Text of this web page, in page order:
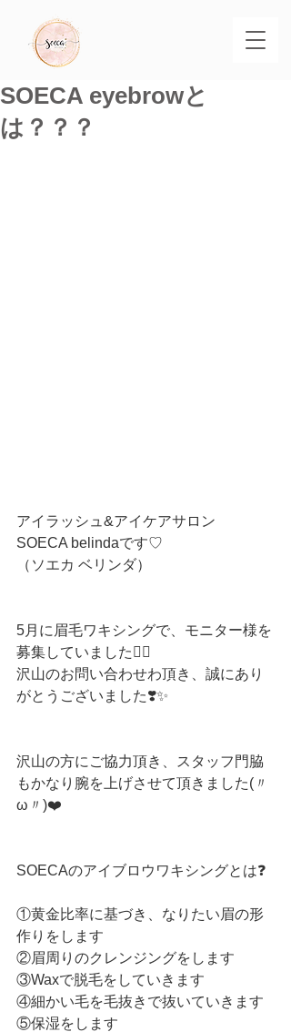
SOECA eyebrowと
は？？？
アイラッシュ&アイケアサロン
SOECA belindaです♡
（ソエカ ベリンダ）
5月に眉毛ワキシングで、モニター様を
募集していました🙇‍♀️
沢山のお問い合わせわ頂き、誠にあり
がとうございました❣️✨
沢山の方にご協力頂き、スタッフ門脇
もかなり腕を上げさせて頂きました(〃
ω〃)❤️
SOECAのアイブロウワキシングとは❓
①黄金比率に基づき、なりたい眉の形
作りをします
②眉周りのクレンジングをします
③Waxで脱毛をしていきます
④細かい毛を毛抜きで抜いていきます
⑤保湿をします